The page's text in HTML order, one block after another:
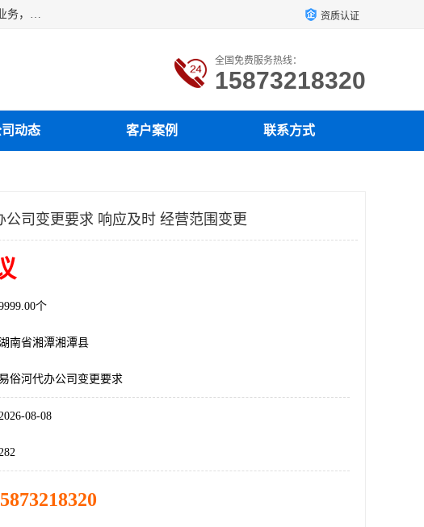
湘潭纳川会计服务有限公司主营从事：湘潭公司账务清理、湘潭公司注销、代理记账、公司变更、公司注册、审计报告等业务，公司设立有专门的代理注册部门，现有工商代办专员，部门经理从事工商代办多年，对各地区公司注册、公司变更、进出口业务等流程以及各行业公司注册、变更所需注意的细节都非常熟悉。 资质认证
全国免费服务热线：
15873218320
动态 客户案例 联系方式
公司变更要求 响应及时 经营范围变更
个
南省湘潭湘潭县
俗河代办公司变更要求
08-08